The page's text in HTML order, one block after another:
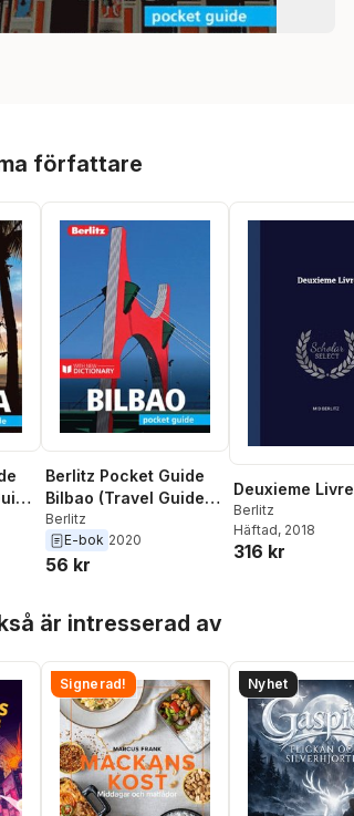
författare
Berlitz Pocket Guide
Bilbao (Travel Guide
eBook)
Berlitz
E-bok 2020
56 kr
Deuxieme Livre
Berlitz
Häftad, 2018
316 kr
är intresserad av
Signerad! Nyhet